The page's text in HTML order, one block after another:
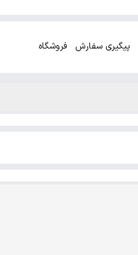
پیگیری سفارش فروشگاه